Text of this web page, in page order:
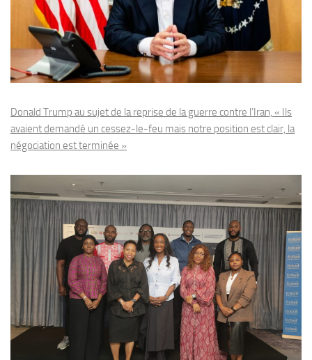
Donald Trump au sujet de la reprise de la guerre contre l’Iran, « Ils
avaient demandé un cessez-le-feu mais notre position est clair, la
négociation est terminée »